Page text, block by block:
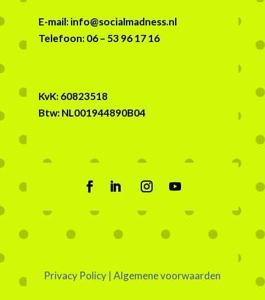
E-mail: info@socialmadness.nl
Telefoon: 06 – 53 96 17 16
KvK:60823518
Btw:NL001944890B04
Privacy Policy |Algemene voorwaarden